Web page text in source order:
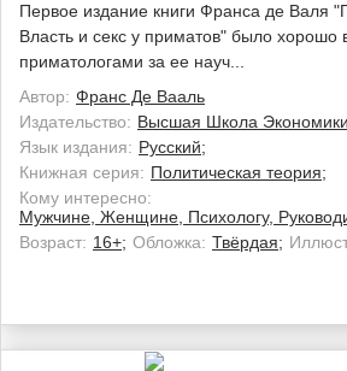
Первое издание книги Франса де Валя
Власть и секс у приматов" было хорошо
приматологами за ее науч...
Автор: Франс Де Вааль
Издательство: Высшая Школа
Язык издания: Русский;
Книжная серия: Политическая теория;
Кому интересно:
Мужчине, Женщине, Психологу,
Возраст: 16+; Обложка: Твёрдая;